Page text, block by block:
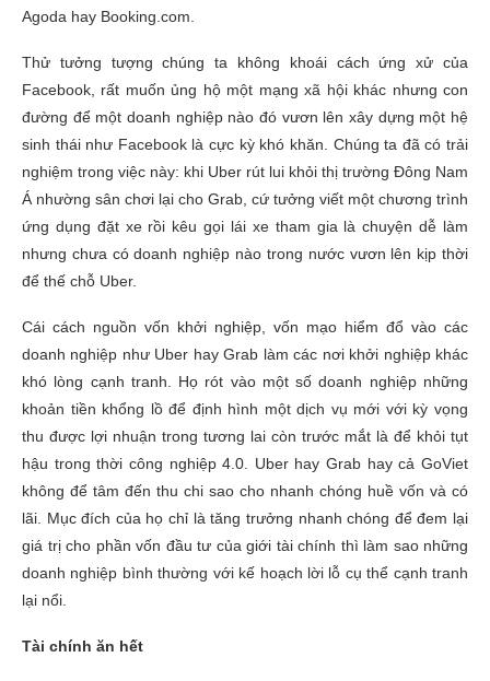
Agoda hay Booking.com.
Thử tưởng tượng chúng ta không khoái cách ứng xử của
Facebook, rất muốn ủng hộ một mạng xã hội khác nhưng con
đường để một doanh nghiệp nào đó vươn lên xây dựng một hệ
sinh thái như Facebook là cực kỳ khó khăn. Chúng ta đã có trải
nghiệm trong việc này: khi Uber rút lui khỏi thị trường Đông Nam
Á nhường sân chơi lại cho Grab, cứ tưởng viết một chương trình
ứng dụng đặt xe rồi kêu gọi lái xe tham gia là chuyện dễ làm
nhưng chưa có doanh nghiệp nào trong nước vươn lên kịp thời
để thế chỗ Uber.
Cái cách nguồn vốn khởi nghiệp, vốn mạo hiểm đổ vào các
doanh nghiệp như Uber hay Grab làm các nơi khởi nghiệp khác
khó lòng cạnh tranh. Họ rót vào một số doanh nghiệp những
khoản tiền khổng lồ để định hình một dịch vụ mới với kỳ vọng
thu được lợi nhuận trong tương lai còn trước mắt là để khỏi tụt
hậu trong thời công nghiệp 4.0. Uber hay Grab hay cả GoViet
không để tâm đến thu chi sao cho nhanh chóng huề vốn và có
lãi. Mục đích của họ chỉ là tăng trưởng nhanh chóng để đem lại
giá trị cho phần vốn đầu tư của giới tài chính thì làm sao những
doanh nghiệp bình thường với kế hoạch lời lỗ cụ thể cạnh tranh
lại nổi.
Tài chính ăn hết